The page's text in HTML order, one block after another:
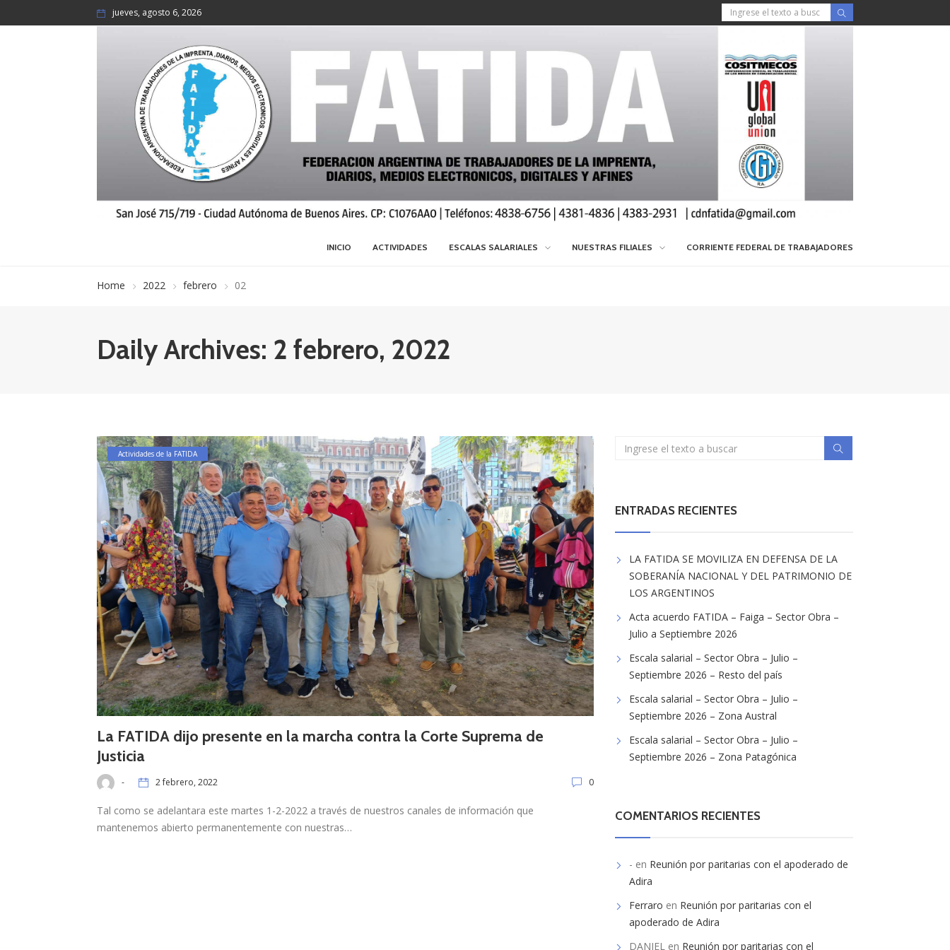
jueves, agosto 6, 2026
INICIO ACTIVIDADES ESCALAS SALARIALES NUESTRAS FILIALES CORRIENTE FEDERAL DE TRABAJADORES
Home 2022 febrero 02
Daily Archives: 2 febrero, 2022
Actividades de la FATIDA
La FATIDA dijo presente en la marcha contra la Corte Suprema de
Justicia
- 2 febrero, 2022 0
Tal como se adelantara este martes 1-2-2022 a través de nuestros canales de información que
mantenemos abierto permanentemente con nuestras…
ENTRADAS RECIENTES
LA FATIDA SE MOVILIZA EN DEFENSA DE LA
SOBERANÍA NACIONAL Y DEL PATRIMONIO DE
LOS ARGENTINOS
Acta acuerdo FATIDA – Faiga – Sector Obra –
Julio a Septiembre 2026
Escala salarial – Sector Obra – Julio –
Septiembre 2026 – Resto del país
Escala salarial – Sector Obra – Julio –
Septiembre 2026 – Zona Austral
Escala salarial – Sector Obra – Julio –
Septiembre 2026 – Zona Patagónica
COMENTARIOS RECIENTES
- en Reunión por paritarias con el apoderado de
Adira
Ferraro en Reunión por paritarias con el
apoderado de Adira
DANIEL en Reunión por paritarias con el